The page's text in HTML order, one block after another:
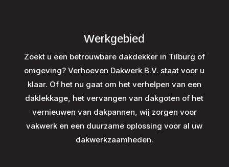
Werkgebied
Zoekt u een betrouwbare dakdekker in Tilburg of
omgeving? Verhoeven Dakwerk B.V. staat voor u
klaar. Of het nu gaat om het verhelpen van een
daklekkage, het vervangen van dakgoten of het
vernieuwen van dakpannen, wij zorgen voor
vakwerk en een duurzame oplossing voor al uw
dakwerkzaamheden.